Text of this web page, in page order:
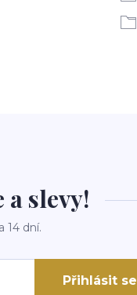
a slevy!
14 dní.
Přihlásit se